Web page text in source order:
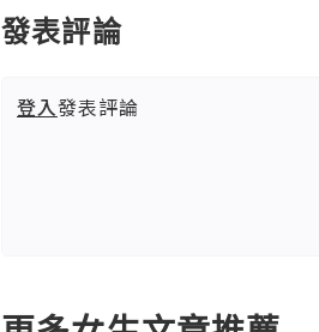
發表評論
登入發表評論